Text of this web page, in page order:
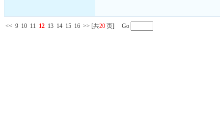
<< 9 10 11 12 13 14 15 16 >> [共20 页] Go